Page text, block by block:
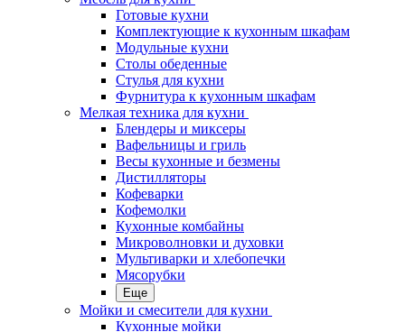
Готовые кухни
Комплектующие к кухонным шкафам
Модульные кухни
Столы обеденные
Стулья для кухни
Фурнитура к кухонным шкафам
Мелкая техника для кухни
Блендеры и миксеры
Вафельницы и гриль
Весы кухонные и безмены
Дистилляторы
Кофеварки
Кофемолки
Кухонные комбайны
Микроволновки и духовки
Мультиварки и хлебопечки
Мясорубки
Еще
Мойки и смесители для кухни
Кухонные мойки